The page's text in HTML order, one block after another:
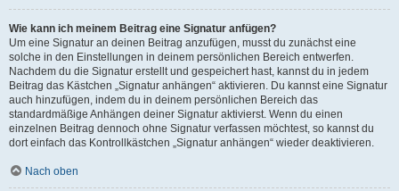
Wie kann ich meinem Beitrag eine Signatur anfügen?
Um eine Signatur an deinen Beitrag anzufügen, musst du zunächst eine
solche in den Einstellungen in deinem persönlichen Bereich entwerfen.
Nachdem du die Signatur erstellt und gespeichert hast, kannst du in jedem
Beitrag das Kästchen „Signatur anhängen“ aktivieren. Du kannst eine Signatur
auch hinzufügen, indem du in deinem persönlichen Bereich das
standardmäßige Anhängen deiner Signatur aktivierst. Wenn du einen
einzelnen Beitrag dennoch ohne Signatur verfassen möchtest, so kannst du
dort einfach das Kontrollkästchen „Signatur anhängen“ wieder deaktivieren.
Nach oben